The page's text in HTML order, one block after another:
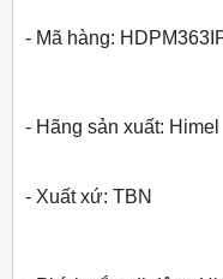
- Mã hàng:
- Hãng sản xuất: Himel
- Xuất xứ: TBN